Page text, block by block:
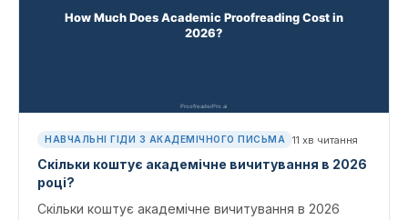
НАВЧАЛЬНІ ГІДИ З АКАДЕМІЧНОГО ПИСЬМА 11 хв читання
Скільки коштує академічне вичитування в 2026
році?
Скільки коштує академічне вичитування в 2026